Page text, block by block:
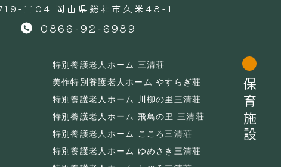
1104 岡山県総社市久米48-1
0866-92-6989
特別養護老人ホーム 三清荘
美作特別養護老人ホーム やすらぎ荘
特別養護老人ホーム 川柳の里三清荘
特別養護老人ホーム 飛鳥の里 三清荘
特別養護老人ホーム こころ三清荘
特別養護老人ホーム ゆめさき三清荘
保育施設